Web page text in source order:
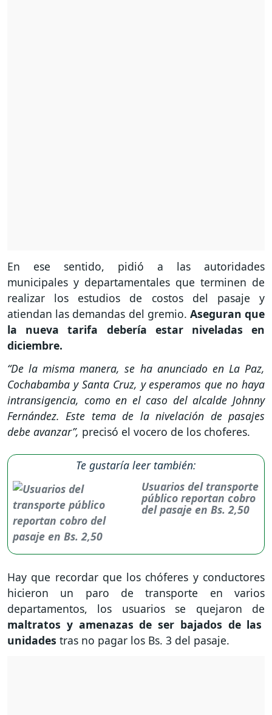
En ese sentido, pidió a las autoridades
municipales y departamentales que terminen de
realizar los estudios de costos del pasaje y
atiendan las demandas del gremio. Aseguran que
la nueva tarifa debería estar niveladas en
diciembre.
“De la misma manera, se ha anunciado en La Paz,
Cochabamba y Santa Cruz, y esperamos que no haya
intransigencia, como en el caso del alcalde Johnny
Fernández. Este tema de la nivelación de pasajes
debe avanzar”, precisó el vocero de los choferes.
Te gustaría leer también:
Usuarios del transporte
público reportan cobro
del pasaje en Bs. 2,50
Hay que recordar que los chóferes y conductores
hicieron un paro de transporte en varios
departamentos, los usuarios se quejaron de
maltratos y amenazas de ser bajados de las
unidades tras no pagar los Bs. 3 del pasaje.